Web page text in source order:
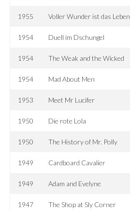
1955 Voller Wunder ist das Leben
1954 Duell im Dschungel
1954 The Weak and the Wicked
1954 Mad About Men
1953 Meet Mr Lucifer
1950 Die rote Lola
1950 The History of Mr. Polly
1949 Cardboard Cavalier
1949 Adam and Evelyne
1947 The Shop at Sly Corner